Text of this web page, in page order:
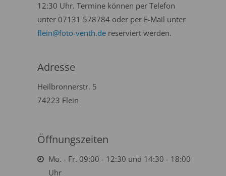
12:30 Uhr. Termine können per Telefon
unter 07131 578784 oder per E-Mail unter
flein@foto-venth.de reserviert werden.
Adresse
Heilbronnerstr. 5
74223 Flein
Öffnungszeiten
Mo. - Fr. 09:00 - 12:30 und 14:30 - 18:00
Uhr